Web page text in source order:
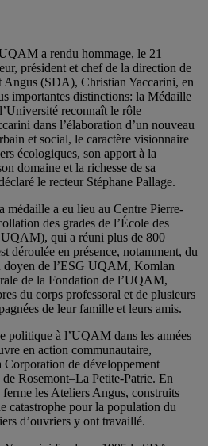
a rendu hommage, le 21
président et chef de la direction de
Angus (SDA), Christian Yaccarini, en
importantes distinctions: la Médaille
reconnaît le rôle
dans l’élaboration d’un nouveau
et social, le caractère visionnaire
écologiques, son apport à la
domaine et la richesse de sa
le recteur Stéphane Pallage.
médaille a eu lieu au Centre Pierre-
des grades de l’École des
qui a réuni plus de 800
déroulée en présence, notamment, du
doyen de l’ESG UQAM, Komlan
de la Fondation de l’UQAM,
du corps professoral et de plusieurs
de leur famille et leurs amis.
politique à l’UQAM dans les années
en action communautaire,
de développement
Rosemont–La Petite-Patrie. En
les Ateliers Angus, construits
catastrophe pour la population du
d’ouvriers y ont travaillé.